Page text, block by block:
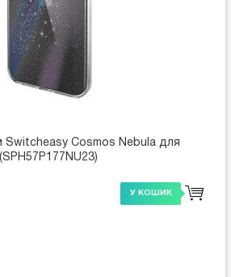
Switcheasy Cosmos Nebula для
У КОШИК